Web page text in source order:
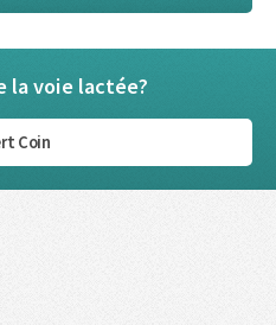
la voie lactée?
Coin